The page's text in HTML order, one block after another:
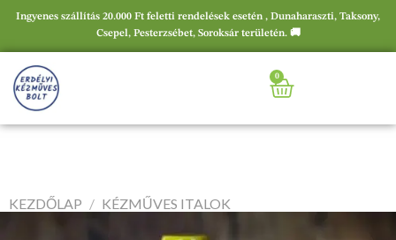
Ingyenes szállítás 20.000 Ft feletti rendelések esetén , Dunaharaszti, Taksony,
Csepel, Pesterzsébet, Soroksár területén. 🚚
0
KEZDŐLAP / KÉZMŰVES ITALOK